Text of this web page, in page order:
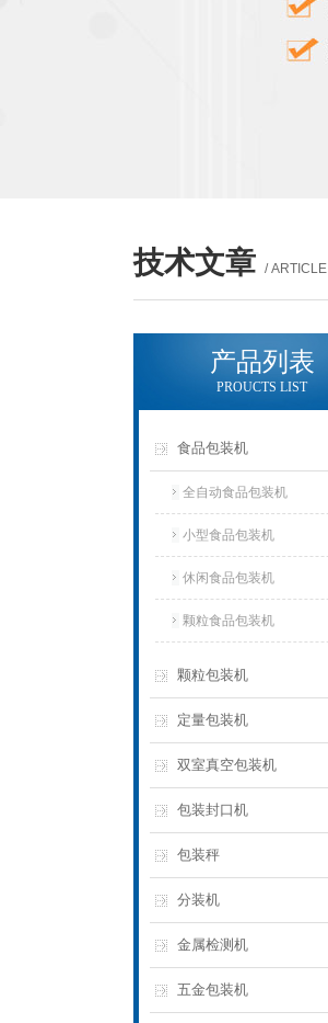
技术文章 / ARTICLE
产品列表
PROUCTS LIST
食品包装机
全自动食品包装机
小型食品包装机
休闲食品包装机
颗粒食品包装机
颗粒包装机
定量包装机
双室真空包装机
包装封口机
包装秤
分装机
金属检测机
五金包装机